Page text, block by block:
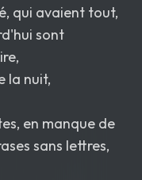
qui avaient tout,
sont
la nuit,
en manque de
sans lettres,